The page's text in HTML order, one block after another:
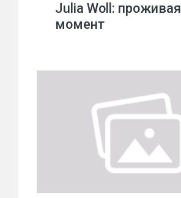
Julia Woll: проживая
момент